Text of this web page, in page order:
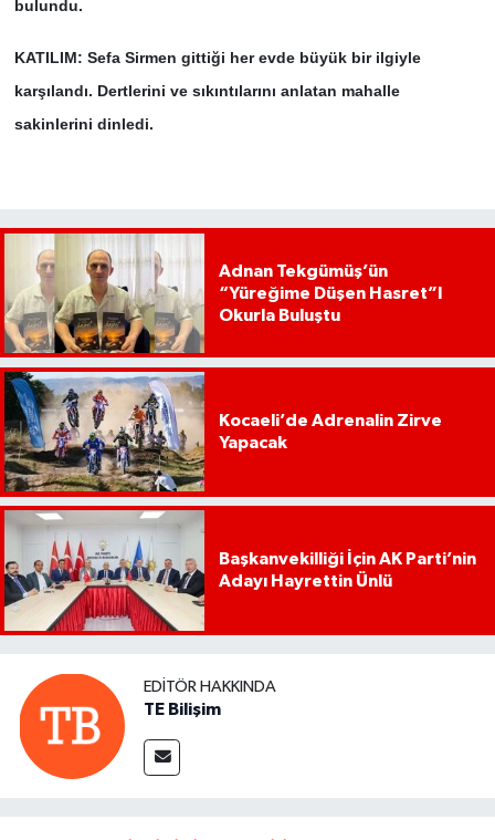
bulundu.
KATILIM: Sefa Sirmen gittiği her evde büyük bir ilgiyle
karşılandı. Dertlerini ve sıkıntılarını anlatan mahalle
sakinlerini dinledi.
Adnan Tekgümüş’ün
“Yüreğime Düşen Hasret”I
Okurla Buluştu
Kocaeli’de Adrenalin Zirve
Yapacak
Başkanvekilliği İçin AK Parti’nin
Adayı Hayrettin Ünlü
EDITÖR HAKKINDA
TE Bilişim